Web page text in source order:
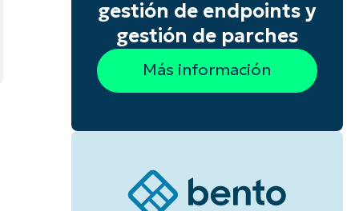
gestión de endpoints y
gestión de parches
Más información